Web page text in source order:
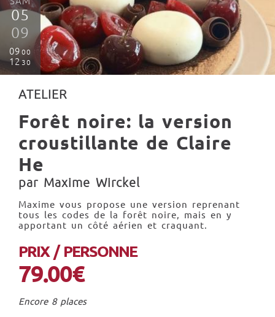
05
09
09 00
12 30
ATELIER
Forêt noire: la version
croustillante de Claire
He
par Maxime Wirckel
Maxime vous propose une version reprenant
tous les codes de la forêt noire, mais en y
apportant un côté aérien et craquant.
PRIX / PERSONNE
79.00€
Encore 8 places